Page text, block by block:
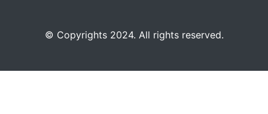
©️ Copyrights 2024. All rights reserved.